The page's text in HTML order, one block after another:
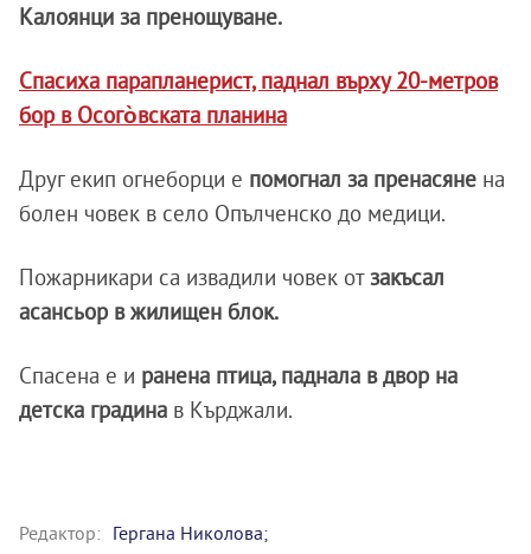
Калоянци за пренощуване.
Спасиха парапланерист, паднал върху 20-метров
бор в Осого̀вската планина
Друг екип огнеборци е помогнал за пренасяне на
болен човек в село Опълченско до медици.
Пожарникари са извадили човек отзакъсал
асансьор в жилищен блок.
Спасена е и ранена птица, паднала в двор на
детска градина в Кърджали.
Редактор: Гергана Николова;